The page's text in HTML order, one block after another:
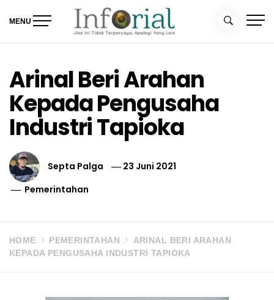
MENU
Arinal Beri Arahan
Kepada Pengusaha
Industri Tapioka
Septa Palga
23 Juni 2021
Pemerintahan
HOME PEMERINTAHAN
ARINAL BERI ARAHAN
KEPADA PENGUSAHA INDUSTRI TAPIOKA